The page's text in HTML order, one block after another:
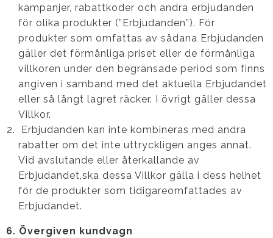
kampanjer, rabattkoder och andra erbjudanden
för olika produkter (”Erbjudanden”). För
produkter som omfattas av sådana Erbjudanden
gäller det förmånliga priset eller de förmånliga
villkoren under den begränsade period som finns
angiven i samband med det aktuella Erbjudandet
eller så långt lagret räcker. I övrigt gäller dessa
Villkor.
Erbjudanden kan inte kombineras med andra
rabatter om det inte uttryckligen anges annat.
Vid avslutande eller återkallande av
Erbjudandet,ska dessa Villkor gälla i dess helhet
för de produkter som tidigareomfattades av
Erbjudandet.
6. Övergiven kundvagn